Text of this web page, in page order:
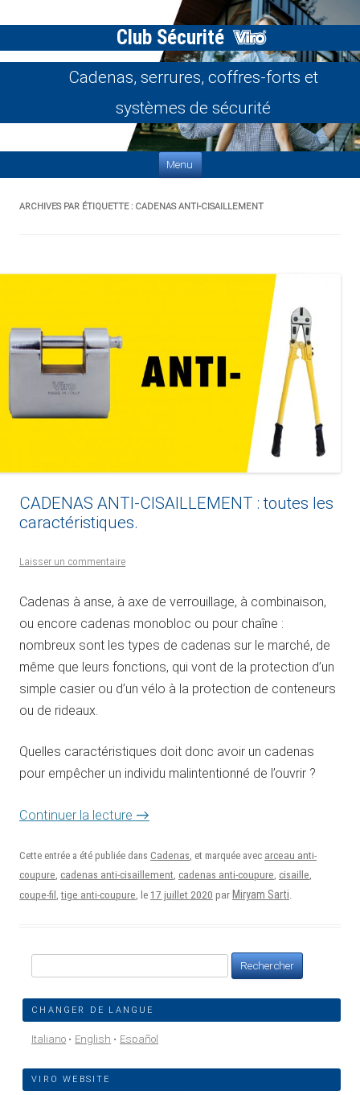
Club Sécurité
Cadenas, serrures, coffres-forts et
systèmes de sécurité
Menu
ARCHIVES PAR ÉTIQUETTE : CADENAS ANTI-CISAILLEMENT
CADENAS ANTI-CISAILLEMENT : toutes les
caractéristiques.
Laisser un commentaire
Cadenas à anse, à axe de verrouillage, à combinaison,
ou encore cadenas monobloc ou pour chaîne :
nombreux sont les types de cadenas sur le marché, de
même que leurs fonctions, qui vont de la protection d’un
simple casier ou d’un vélo à la protection de conteneurs
ou de rideaux.
Quelles caractéristiques doit donc avoir un cadenas
pour empêcher un individu malintentionné de l’ouvrir ?
Continuer la lecture →
Cette entrée a été publiée dans Cadenas, et marquée avec arceau anti-
coupure, cadenas anti-cisaillement, cadenas anti-coupure, cisaille,
coupe-fil ,tige anti-coupure, le 17 juillet 2020 par Miryam Sarti.
CHANGER DE LANGUE
Italiano English Español
VIRO WEBSITE